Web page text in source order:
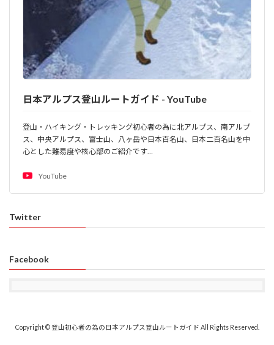
日本アルプス登山ルートガイド - YouTube
登山・ハイキング・トレッキング初心者の為に北アルプス、南アルプ
ス、中央アルプス、富士山、八ヶ岳や日本百名山、日本二百名山を中
心とした難易度や核心部のご紹介です…
YouTube
Twitter
Facebook
Copyright © 登山初心者の為の日本アルプス登山ルートガイド All Rights Reserved.